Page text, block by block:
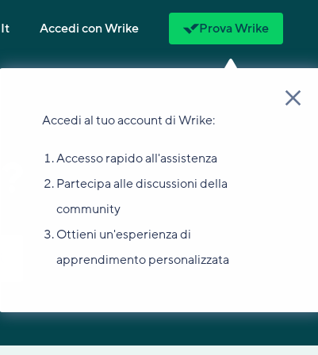
It Accedi con Wrike Prova Wrike
Accedi al tuo account di Wrike:
Accesso rapido all'assistenza
Partecipa alle discussioni della
community
Ottieni un'esperienza di
apprendimento personalizzata